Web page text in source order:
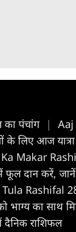
पंचांग |
Aaj
लिए आज
Makar
दान करें,
Rashifal 28
भाग्य का साथ
दैनिक राशिफल